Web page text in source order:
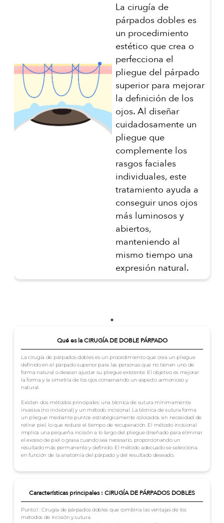
La cirugía de
párpados dobles es
un procedimiento
estético que crea o
perfecciona el
pliegue del párpado
superior para mejorar
la definición de los
ojos. Al diseñar
cuidadosamente un
pliegue que
complemente los
rasgos faciales
individuales, este
tratamiento ayuda a
conseguir unos ojos
más luminosos y
abiertos,
manteniendo al
mismo tiempo una
expresión natural.
Qué es la CIRUGÍA DE DOBLE PÁRPADO
La cirugía de párpados dobles es un procedimiento que crea un pliegue
definido en el párpado superior para las personas que no tienen uno de
forma natural o desean ajustar su pliegue existente. El objetivo es mejorar
la forma y la simetría de los ojos conservando un aspecto armonioso y
natural.
Existen dos métodos principales: una técnica de sutura mínimamente
invasiva (no incisional) y un método incisional. La técnica de sutura forma
un pliegue mediante puntos estratégicamente colocados sin necesidad de
retirar piel, lo que reduce el tiempo de recuperación. El método incisional
implica una pequeña incisión a lo largo del pliegue diseñado para eliminar
el exceso de piel o grasa cuando sea necesario, proporcionando un
resultado más permanente y definido. El método adecuado se selecciona
en función de la anatomía del párpado y del resultado deseado.
Características principales : CIRUGÍA DE PÁRPADOS DOBLES
Punto.1 : Cirugía de párpados dobles que combina las ventajas de los
métodos de incisión y sutura.